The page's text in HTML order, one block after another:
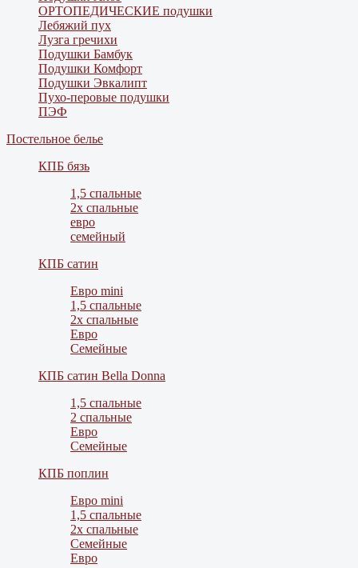
ОРТОПЕДИЧЕСКИЕ подушки
Лебяжий пух
Лузга гречихи
Подушки Бамбук
Подушки Комфорт
Подушки Эвкалипт
Пухо-перовые подушки
ПЭФ
Постельное белье
КПБ бязь
1,5 спальные
2х спальные
евро
семейный
КПБ сатин
Евро mini
1,5 спальные
2х спальные
Евро
Семейные
КПБ сатин Bella Donna
1,5 спальные
2 спальные
Евро
Семейные
КПБ поплин
Евро mini
1,5 спальные
2х спальные
Семейные
Евро